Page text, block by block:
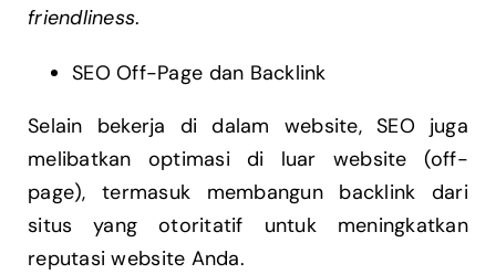
friendliness.
SEO Off-Page dan Backlink
Selain bekerja di dalam website, SEO juga
melibatkan optimasi di luar website (off-
page), termasuk membangun backlink dari
situs yang otoritatif untuk meningkatkan
reputasi website Anda.